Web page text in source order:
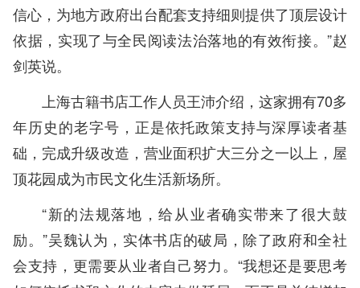
信心，为地方政府出台配套支持细则提供了顶层设计
依据，实现了与全民阅读法治落地的有效衔接。”赵
剑英说。
上海古籍书店工作人员王沛介绍，这家拥有70多
年历史的老字号，正是依托政策支持与深厚读者基
础，完成升级改造，营业面积扩大三分之一以上，屋
顶花园成为市民文化生活新场所。
“新的法规落地，给从业者确实带来了很大鼓
励。”吴魏认为，实体书店的破局，除了政府和全社
会支持，更需要从业者自己努力。“我想还是要思考